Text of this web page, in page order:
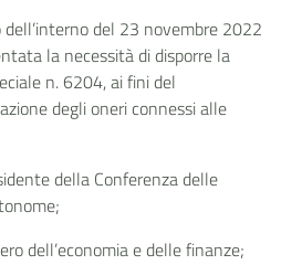
del 23 novembre 2022
la necessità di disporre la
n. 6204, ai fini del
degli oneri connessi alle
della Conferenza delle
dell’economia e delle finanze;